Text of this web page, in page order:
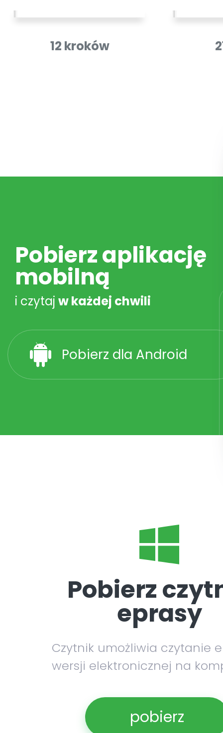
12 kroków
Pobierz aplikację
mobilną
i czytaj w każdej chwili
Pobierz dla Android
Pobierz
eprasy
Czytnik umożliwia czytanie
wersji elektronicznej na
pobierz